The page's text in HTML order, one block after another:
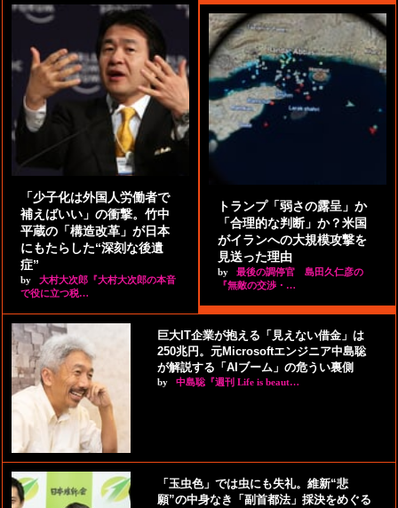
「少子化は外国人労働者で
補えばいい」の衝撃。竹中
平蔵の「構造改革」が日本
にもたらした“深刻な後遺
症”
by
大村大次郎『大村大次郎の本音
で役に立つ税…
トランプ「弱さの露呈」か
「合理的な判断」か？米国
がイランへの大規模攻撃を
見送った理由
by
最後の調停官 島田久仁彦の
『無敵の交渉・…
巨大IT企業が抱える「見えない借金」は
250兆円。元Microsoftエンジニア中島聡
が解説する「AIブーム」の危うい裏側
by 中島聡『週刊 Life is beaut…
「玉虫色」では虫にも失礼。維新“悲
願”の中身なき「副首都法」採決をめぐる